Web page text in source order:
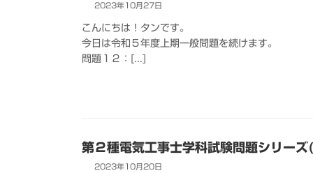
2023年10月27日
こんにちは！タンです。
今日は令和５年度上期一般問題を続けます。
問題１２：[...]
第２種電気工事士学科試験問題シリー
2023年10月20日